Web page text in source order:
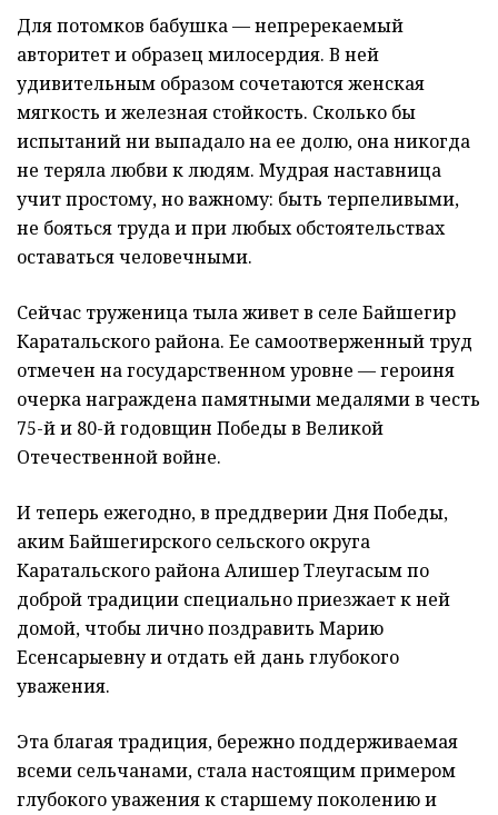
Для потомков бабушка — непререкаемый
авторитет и образец милосердия. В ней
удивительным образом сочетаются женская
мягкость и железная стойкость. Сколько бы
испытаний ни выпадало на ее долю, она никогда
не теряла любви к людям. Мудрая наставница
учит простому, но важному: быть терпеливыми,
не бояться труда и при любых обстоятельствах
оставаться человечными.
Сейчас труженица тыла живет в селе Байшегир
Каратальского района. Ее самоотверженный труд
отмечен на государственном уровне — героиня
очерка награждена памятными медалями в честь
75-й и 80-й годовщин Победы в Великой
Отечественной войне.
И теперь ежегодно, в преддверии Дня Победы,
аким Байшегирского сельского округа
Каратальского района Алишер Тлеугасым по
доброй традиции специально приезжает к ней
домой, чтобы лично поздравить Марию
Есенсарыевну и отдать ей дань глубокого
уважения.
Эта благая традиция, бережно поддерживаемая
всеми сельчанами, стала настоящим примером
глубокого уважения к старшему поколению и